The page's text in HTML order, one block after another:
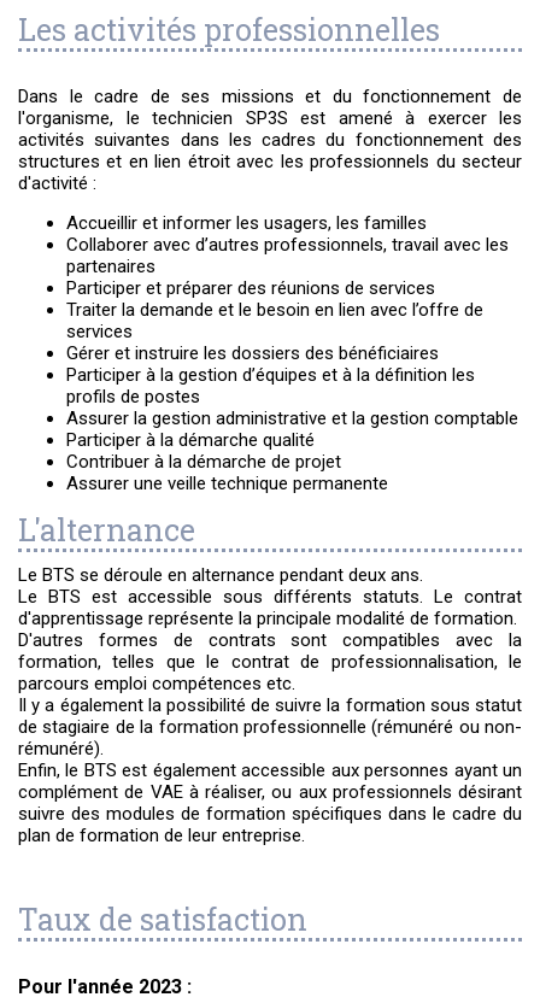
Les activités professionnelles
Dans le cadre de ses missions et du fonctionnement de
l'organisme, le technicien SP3S est amené à exercer les
activités suivantes dans les cadres du fonctionnement des
structures et en lien étroit avec les professionnels du secteur
d'activité :
Accueillir et informer les usagers, les familles
Collaborer avec d’autres professionnels, travail avec les
partenaires
Participer et préparer des réunions de services
Traiter la demande et le besoin en lien avec l’offre de
services
Gérer et instruire les dossiers des bénéficiaires
Participer à la gestion d’équipes et à la définition les
profils de postes
Assurer la gestion administrative et la gestion comptable
Participer à la démarche qualité
Contribuer à la démarche de projet
Assurer une veille technique permanente
L'alternance
Le BTS se déroule en alternance pendant deux ans.
Le BTS est accessible sous différents statuts. Le contrat
d'apprentissage représente la principale modalité de formation.
D'autres formes de contrats sont compatibles avec la
formation, telles que le contrat de professionnalisation, le
parcours emploi compétences etc.
Il y a également la possibilité de suivre la formation sous statut
de stagiaire de la formation professionnelle (rémunéré ou non-
rémunéré).
Enfin, le BTS est également accessible aux personnes ayant un
complément de VAE à réaliser, ou aux professionnels désirant
suivre des modules de formation spécifiques dans le cadre du
plan de formation de leur entreprise.
Taux de satisfaction
Pour l'année 2023 :